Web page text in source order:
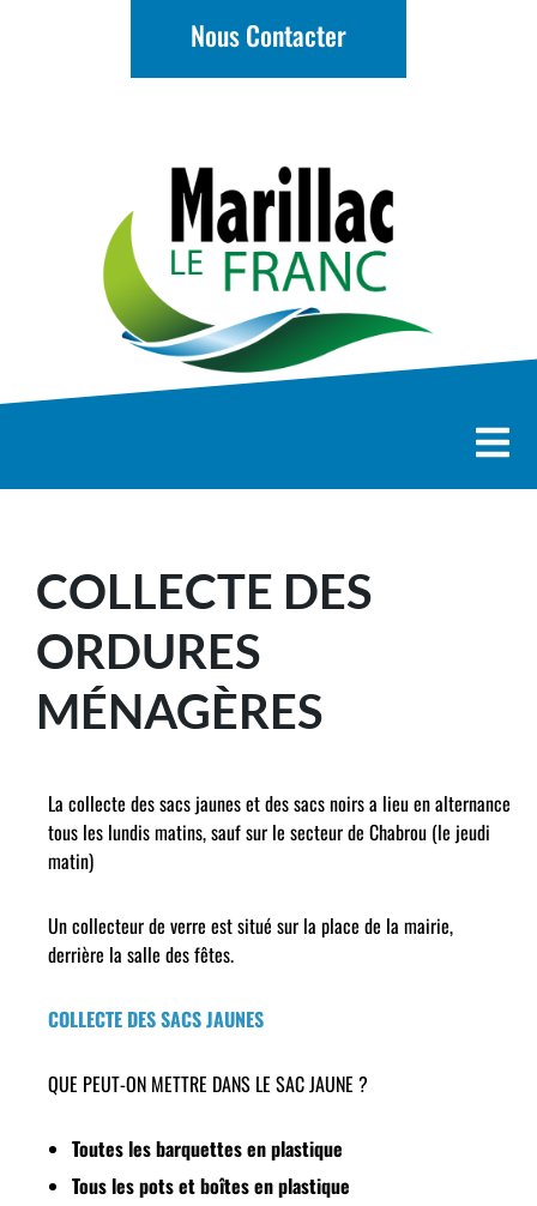
Nous Contacter
COLLECTE DES
ORDURES
MÉNAGÈRES
La collecte des sacs jaunes et des sacs noirs a lieu en alternance
tous les lundis matins, sauf sur le secteur de Chabrou (le jeudi
matin)
Un collecteur de verre est situé sur la place de la mairie,
derrière la salle des fêtes.
COLLECTE DES SACS JAUNES
QUE PEUT-ON METTRE DANS LE SAC JAUNE ?
Toutes les barquettes en plastique
Tous les pots et boîtes en plastique